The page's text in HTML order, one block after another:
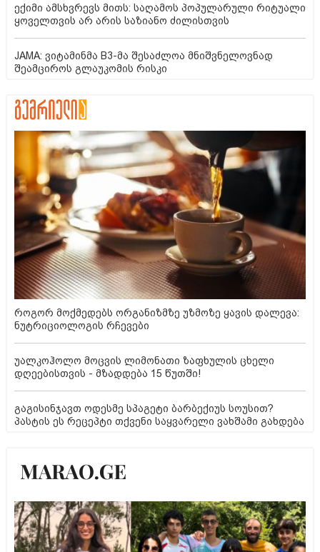
ექიმი ამსხვრევს მითს: საღამოს პოპულარული რიტუალი
ყოველთვის არ არის საზიანო ძილისთვის
JAMA: ვიტამინმა B3-მა შესაძლოა მნიშვნელოვნად
შეამციროს გლაუკომის რისკი
როგორ მოქმედებს ორგანიზმზე უზმოზე ყავის დალევა:
ნუტრიციოლოგის რჩევები
უალკოჰოლო მოცვის ლიმონათი ზაფხულის ცხელი
დღეებისთვის - მზადდება 15 წუთში!
გაგისინჯავთ ოდესმე სპაგეტი ბარბექიუს სოუსით?
პასტის ეს რეცეპტი თქვენი საყვარელი ვახშამი გახდება